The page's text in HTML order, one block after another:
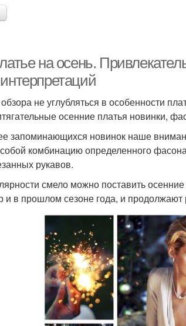
на осень.
не углубляться в особенности
осенние платья новинки,
запоминающихся новинок наше
комбинацию определенного
рукавов.
смело можно поставить
и в прошлом сезоне года, и продолжают